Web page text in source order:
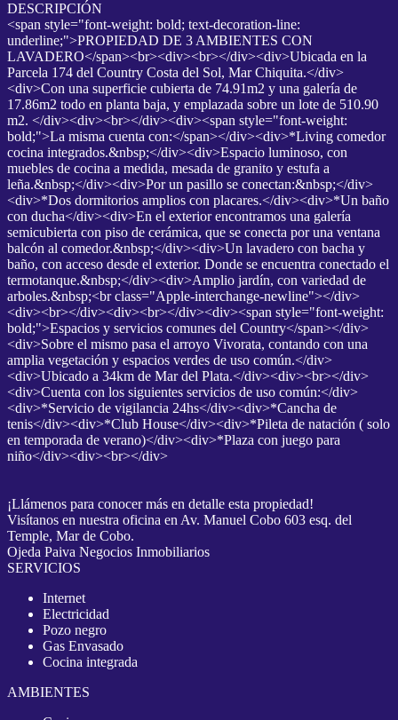
DESCRIPCIÓN
<span style="font-weight: bold; text-decoration-line:
underline;">PROPIEDAD DE 3 AMBIENTES CON
LAVADERO</span><br><div><br></div><div>Ubicada en la
Parcela 174 del Country Costa del Sol, Mar Chiquita.</div>
<div>Con una superficie cubierta de 74.91m2 y una galería de
17.86m2 todo en planta baja, y emplazada sobre un lote de 510.90
m2. </div><div><br></div><div><span style="font-weight:
bold;">La misma cuenta con:</span></div><div>*Living comedor
cocina integrados.&nbsp;</div><div>Espacio luminoso, con
muebles de cocina a medida, mesada de granito y estufa a
leña.&nbsp;</div><div>Por un pasillo se conectan:&nbsp;</div>
<div>*Dos dormitorios amplios con placares.</div><div>*Un baño
con ducha</div><div>En el exterior encontramos una galería
semicubierta con piso de cerámica, que se conecta por una ventana
balcón al comedor.&nbsp;</div><div>Un lavadero con bacha y
baño, con acceso desde el exterior. Donde se encuentra conectado el
termotanque.&nbsp;</div><div>Amplio jardín, con variedad de
arboles.&nbsp;<br class="Apple-interchange-newline"></div>
<div><br></div><div><br></div><div><span style="font-weight:
bold;">Espacios y servicios comunes del Country</span></div>
<div>Sobre el mismo pasa el arroyo Vivorata, contando con una
amplia vegetación y espacios verdes de uso común.</div>
<div>Ubicado a 34km de Mar del Plata.</div><div><br></div>
<div>Cuenta con los siguientes servicios de uso común:</div>
<div>*Servicio de vigilancia 24hs</div><div>*Cancha de
tenis</div><div>*Club House</div><div>*Pileta de natación ( solo
en temporada de verano)</div><div>*Plaza con juego para
niño</div><div><br></div>
¡Llámenos para conocer más en detalle esta propiedad!
Visítanos en nuestra oficina en Av. Manuel Cobo 603 esq. del
Temple, Mar de Cobo.
Ojeda Paiva Negocios Inmobiliarios
SERVICIOS
Internet
Electricidad
Pozo negro
Gas Envasado
Cocina integrada
AMBIENTES